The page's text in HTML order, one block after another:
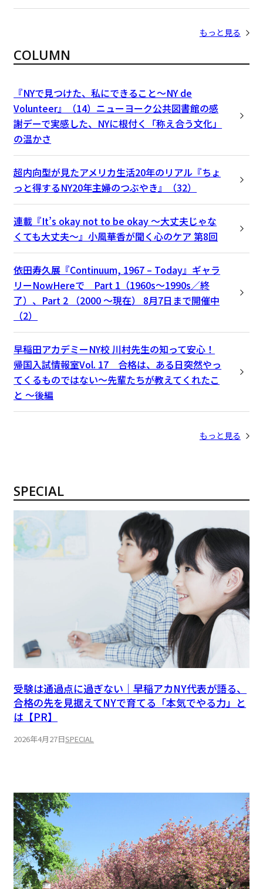
もっと見る
COLUMN
『NYで見つけた、私にできること〜NY de
Volunteer』（14）ニューヨーク公共図書館の感
謝デーで実感した、NYに根付く「称え合う文化」
の温かさ
超内向型が見たアメリカ生活20年のリアル『ちょ
っと得するNY20年主婦のつぶやき』（32）
連載『It’s okay not to be okay 〜大丈夫じゃな
くても大丈夫〜』小風華香が聞く心のケア 第8回
依田寿久展『Continuum, 1967 – Today』ギャラ
リーNowHereで Part 1（1960s～1990s／終
了）、Part 2 （2000 ～現在） 8月7日まで開催中
（2）
早稲田アカデミーNY校 川村先生の知って安心！
帰国入試情報室Vol. 17 合格は、ある日突然やっ
てくるものではない〜先輩たちが教えてくれたこ
と 〜後編
もっと見る
SPECIAL
受験は通過点に過ぎない｜早稲アカNY代表が語る、
合格の先を見据えてNYで育てる「本気でやる力」と
は【PR】
2026年4月27日SPECIAL